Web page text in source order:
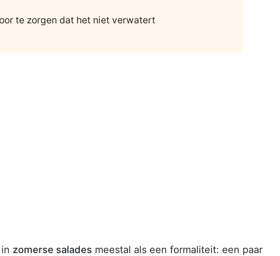
te zorgen dat het niet verwatert
zomerse salades meestal als een formaliteit: een paar